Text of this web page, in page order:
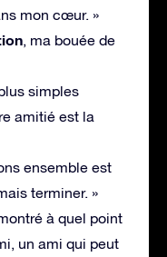
mon cœur. »
, ma bouée de
simples
amitié est la
ensemble est
terminer. »
à quel point
un ami qui peut